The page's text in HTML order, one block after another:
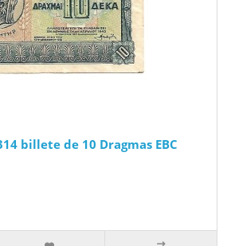
billete de 10 Dragmas EBC